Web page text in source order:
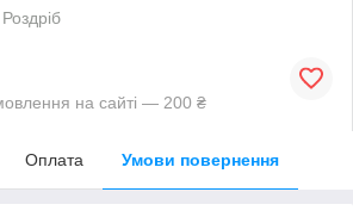
Роздріб
на сайті — 200 ₴
Оплата Умови повернення